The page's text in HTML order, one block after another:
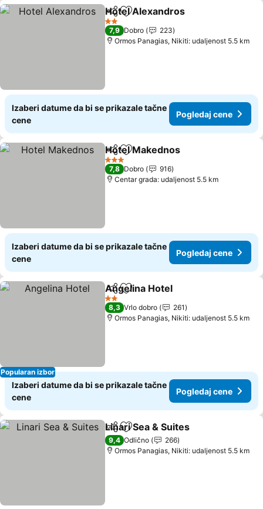
Deli Dodati u favorite
Hotel Alexandros
2 Zvezdice
7,9 Dobro
223
Ormos Panagias, Nikiti: udaljenost 5.5 km
Izaberi datume da bi se prikazale tačne
cene
Pogledaj cene
Deli Dodati u favorite
Hotel Makednos
3 Zvezdice
7,8 Dobro
916
Centar grada: udaljenost 5.5 km
Izaberi datume da bi se prikazale tačne
cene
Pogledaj cene
Popularan izbor
Deli Dodati u favorite
Angelina Hotel
2 Zvezdice
8,3 Vrlo dobro
261
Ormos Panagias, Nikiti: udaljenost 5.5 km
Izaberi datume da bi se prikazale tačne
cene
Pogledaj cene
Deli Dodati u favorite
Linari Sea & Suites
9,4 Odlično
266
Ormos Panagias, Nikiti: udaljenost 5.5 km